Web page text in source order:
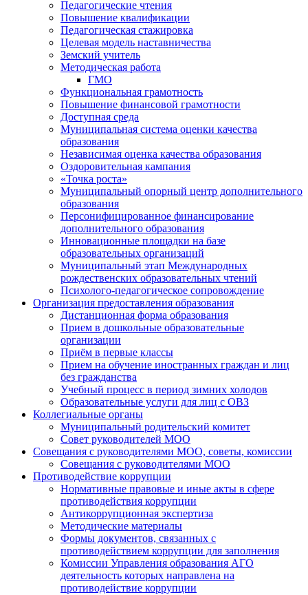
Педагогические чтения
Повышение квалификации
Педагогическая стажировка
Целевая модель наставничества
Земский учитель
Методическая работа
ГМО
Функциональная грамотность
Повышение финансовой грамотности
Доступная среда
Муниципальная система оценки качества
образования
Независимая оценка качества образования
Оздоровительная кампания
«Точка роста»
Муниципальный опорный центр дополнительного
образования
Персонифицированное финансирование
дополнительного образования
Инновационные площадки на базе
образовательных организаций
Муниципальный этап Международных
рождественских образовательных чтений
Психолого-педагогическое сопровождение
Организация предоставления образования
Дистанционная форма образования
Прием в дошкольные образовательные
организации
Приём в первые классы
Прием на обучение иностранных граждан и лиц
без гражданства
Учебный процесс в период зимних холодов
Образовательные услуги для лиц с ОВЗ
Коллегиальные органы
Муниципальный родительский комитет
Совет руководителей МОО
Совещания с руководителями МОО, советы, комиссии
Совещания с руководителями МОО
Противодействие коррупции
Нормативные правовые и иные акты в сфере
противодействия коррупции
Антикоррупционная экспертиза
Методические материалы
Формы документов, связанных с
противодействием коррупции для заполнения
Комиссии Управления образования АГО
деятельность которых направлена на
противодействие коррупции